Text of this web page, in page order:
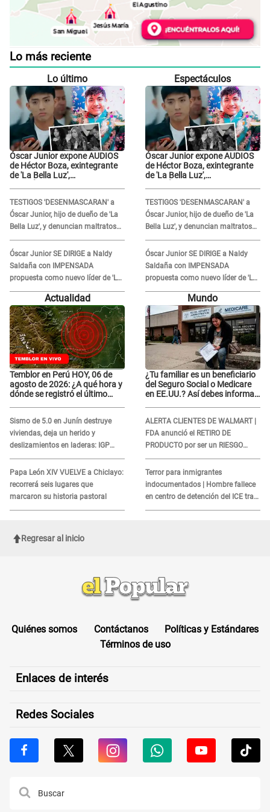
Lo más reciente
Lo último
Óscar Junior expone AUDIOS
de Héctor Boza, exintegrante
de 'La Bella Luz',
"Grábame..."
TESTIGOS 'DESENMASCARAN' a
Óscar Junior, hijo de dueño de 'La
Bella Luz', y denuncian maltratos
en la orquesta: "Los humilla..."
Óscar Junior SE DIRIGE a Naldy
Saldaña con IMPENSADA
propuesta como nuevo líder de 'La
Bella Luz' tras denuncia: "Otro tipo
Espectáculos
Óscar Junior expone AUDIOS
de Héctor Boza, exintegrante
de 'La Bella Luz',
"Grábame..."
TESTIGOS 'DESENMASCARAN' a
Óscar Junior, hijo de dueño de 'La
Bella Luz', y denuncian maltratos
en la orquesta: "Los humilla..."
Óscar Junior SE DIRIGE a Naldy
Saldaña con IMPENSADA
propuesta como nuevo líder de 'La
Bella Luz' tras denuncia: "Otro tipo
Actualidad
Temblor en Perú HOY, 06 de
agosto de 2026: ¿A qué hora y
dónde se registró el último
Sismo de 5.0 en Junín destruye
viviendas, deja un herido y
deslizamientos en laderas: IGP
alerta sobre posibles réplicas
Papa León XIV VUELVE a Chiclayo:
recorrerá seis lugares que
marcaron su historia pastoral
Mundo
¿Tu familiar es un beneficiario
del Seguro Social o Medicare
en EE.UU.? Así debes informar
ALERTA CLIENTES DE WALMART |
FDA anunció el RETIRO DE
PRODUCTO por ser un RIESGO
MORTAL para consumidores: ¿Cuál
es?
Terror para inmigrantes
indocumentados | Hombre fallece
en centro de detención del ICE tras
sufrir una "emergencia médica"
Regresar al inicio
Quiénes somos Contáctanos
Políticas y Estándares
Términos de uso
Enlaces de interés
Redes Sociales